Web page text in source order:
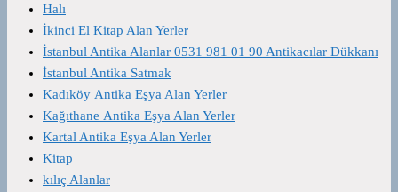
Halı
İkinci El Kitap Alan Yerler
İstanbul Antika Alanlar 0531 981 01 90 Antikacılar Dükkanı
İstanbul Antika Satmak
Kadıköy Antika Eşya Alan Yerler
Kağıthane Antika Eşya Alan Yerler
Kartal Antika Eşya Alan Yerler
Kitap
kılıç Alanlar